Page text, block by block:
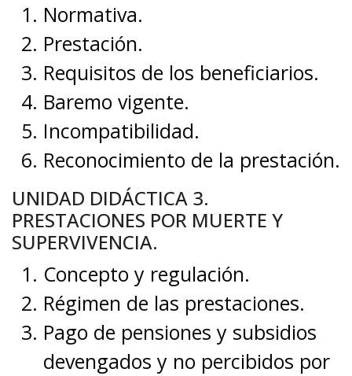
Normativa.
Prestación.
Requisitos de los beneficiarios.
Baremo vigente.
Incompatibilidad.
Reconocimiento de la prestación.
UNIDAD DIDÁCTICA 3.
PRESTACIONES POR MUERTE Y
SUPERVIVENCIA.
Concepto y regulación.
Régimen de las prestaciones.
Pago de pensiones y subsidios
devengados y no percibidos por